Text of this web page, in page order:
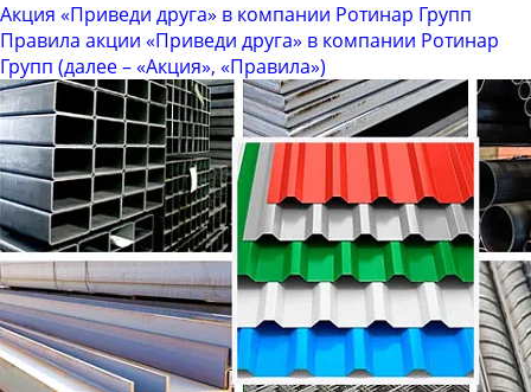
Акция «Приведи друга» в компании Ротинар Групп
Правила акции «Приведи друга» в компании Ротинар
Групп (далее – «Акция», «Правила»)